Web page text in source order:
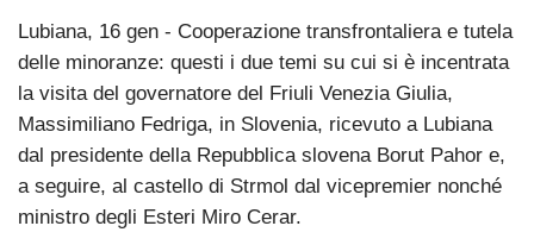
Lubiana, 16 gen - Cooperazione transfrontaliera e tutela
delle minoranze: questi i due temi su cui si è incentrata
la visita del governatore del Friuli Venezia Giulia,
Massimiliano Fedriga, in Slovenia, ricevuto a Lubiana
dal presidente della Repubblica slovena Borut Pahor e,
a seguire, al castello di Strmol dal vicepremier nonché
ministro degli Esteri Miro Cerar.